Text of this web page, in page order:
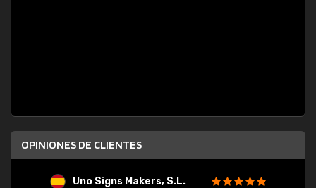
OPINIONES DE CLIENTES
Uno Signs Makers, S.L.